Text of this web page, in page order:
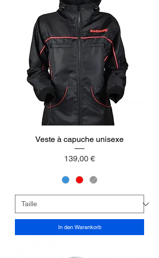
Veste à capuche unisexe
Preis
139,00 €
In den Warenkorb